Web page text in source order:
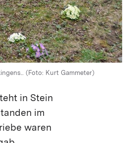
(Foto: Kurt Gammeter)
in Stein
im
waren